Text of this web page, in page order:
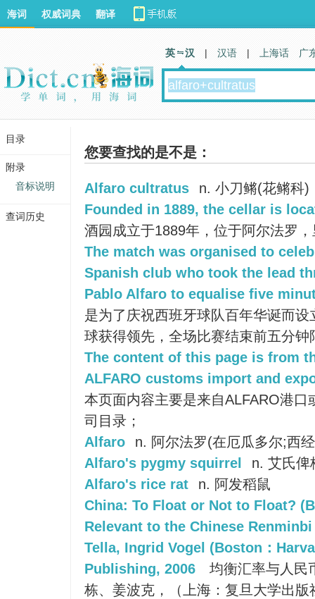
您要查找的是不是：
Alfaro cultratus
n. 小刀鳉(花鳉科)
Founded in 1889, the cellar is
酒园成立于1889年，位于阿尔法罗
The match was organised to
Spanish club who took the lead
Pablo Alfaro to equalise five
是为了庆祝西班牙球队百年华诞而
球获得领先，全场比赛结束前五分
The content of this page is from
ALFARO customs import and
本页面内容主要是来自ALFARO港口
司目录；
Alfaro
n. 阿尔法罗(在厄瓜多尔;西
Alfaro's pygmy squirrel
n. 艾氏俾
Alfaro's rice rat
n. 阿发稻鼠
China: To Float or Not to Float?
Relevant to the Chinese
Tella, Ingrid Vogel (Boston：
Publishing, 2006
均衡汇率与人民
栋、姜波克，（上海：复旦大学出版
海词 权威词典 翻译
英 汉 | 汉语 | 上海话 广
目录
附录
音标说明
查词历史